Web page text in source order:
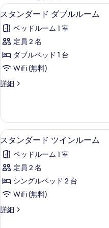
能
な
客
室
の
り
込
件
ス
タ
ン
ダ
ー
ダ
ル
ル
ー
ム
の
す
べ
て
4
スタンダード ダブルルーム
ベッドルーム 1 室
定員 2 名
ダブルベッド 1 台
WiFi (無料)
詳細
ス
ー
ド
ダ
ル
ル
ム
の
細
ス
タ
ン
ダ
ー
ツ
4
スタンダード ツインルーム
ベッドルーム 1 室
定員 2 名
シングルベッド 2 台
WiFi (無料)
詳細
ス